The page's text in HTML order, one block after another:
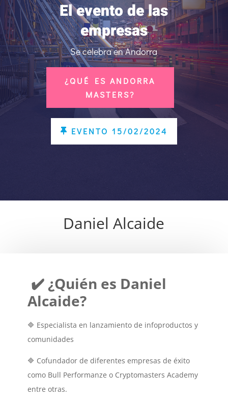
El evento de las
empresas
Se celebra en Andorra
¿QUÉ ES ANDORRA
MASTERS?
EVENTO 15/02/2024
Daniel Alcaide
✔️ ¿Quién es Daniel
Alcaide?
🔷 Especialista en lanzamiento de infoproductos y
comunidades
🔷 Cofundador de diferentes empresas de éxito
como Bull Performanze o Cryptomasters Academy
entre otras.